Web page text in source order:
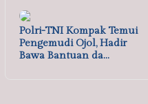
Polri-TNI Kompak Temui
Pengemudi Ojol, Hadir
Bawa Bantuan da…